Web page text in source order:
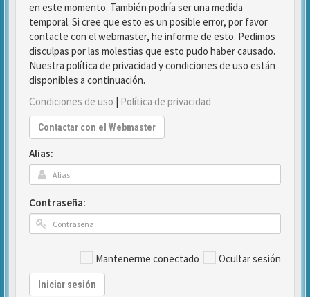
en este momento. También podría ser una medida
temporal. Si cree que esto es un posible error, por favor
contacte con el webmaster, he informe de esto. Pedimos
disculpas por las molestias que esto pudo haber causado.
Nuestra política de privacidad y condiciones de uso están
disponibles a continuación.
Condiciones de uso | Política de privacidad
Contactar con el Webmaster
Alias:
Contraseña:
Mantenerme conectado Ocultar sesión
Iniciar sesión